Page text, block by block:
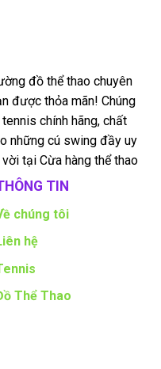
đồ thể thao chuyên
được thỏa mãn! Chúng
chính hãng, chất
những cú swing đầy uy
tại Cừa hàng thể thao
TIN
chúng tôi
hệ
Thể Thao